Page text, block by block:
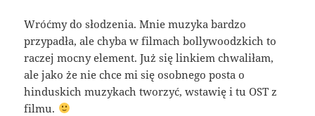
Wróćmy do słodzenia. Mnie muzyka bardzo
przypadła, ale chyba w filmach bollywoodzkich to
raczej mocny element. Już się linkiem chwaliłam,
ale jako że nie chce mi się osobnego posta o
hinduskich muzykach tworzyć, wstawię i tu OST z
filmu.